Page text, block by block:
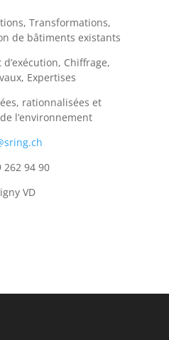
Transformations,
de bâtiments existants
Chiffrage,
Expertises
rationnalisées et
l’environnement
262 94 90
VD